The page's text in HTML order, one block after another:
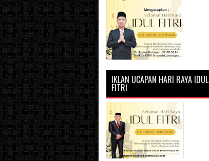
IKLAN UCAPAN HARI RAYA IDUL
FITRI